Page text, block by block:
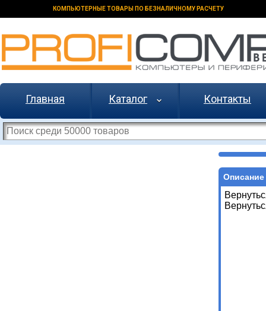
КОМПЬЮТЕРНЫЕ ТОВАРЫ ПО БЕЗНАЛИЧНОМУ РАСЧЕТУ
Главная Каталог Контакты
Описание